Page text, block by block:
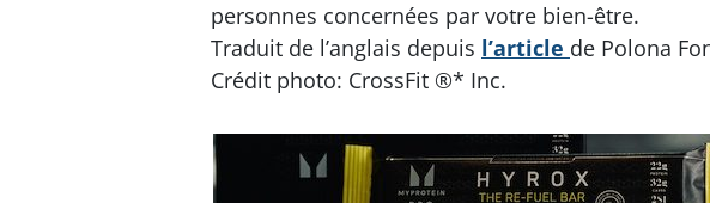
personnes concernées par votre bien-être.
Traduit de l’anglais depuis l’article de Polona
Crédit photo: CrossFit ®* Inc.